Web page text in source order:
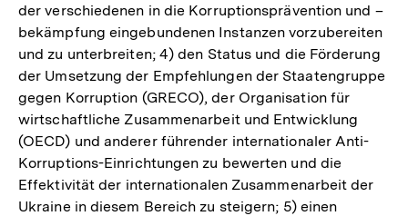
der verschiedenen in die Korruptionsprävention und –
bekämpfung eingebundenen Instanzen vorzubereiten
und zu unterbreiten; 4) den Status und die Förderung
der Umsetzung der Empfehlungen der Staatengruppe
gegen Korruption (GRECO), der Organisation für
wirtschaftliche Zusammenarbeit und Entwicklung
(OECD) und anderer führender internationaler Anti-
Korruptions-Einrichtungen zu bewerten und die
Effektivität der internationalen Zusammenarbeit der
Ukraine in diesem Bereich zu steigern; 5) einen